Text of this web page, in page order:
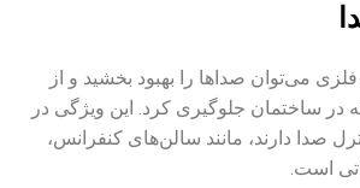
می‌توان صداها را بهبود بخشید و از
در ساختمان جلوگیری کرد. این ویژگی در
صدا دارند، مانند سالن‌های کنفرانس،
است.